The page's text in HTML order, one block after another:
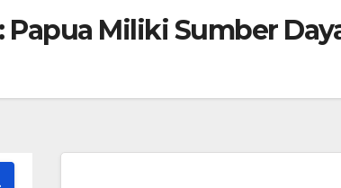
Papua Miliki Sumber